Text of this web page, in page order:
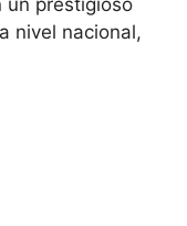
un prestigioso
nivel nacional,